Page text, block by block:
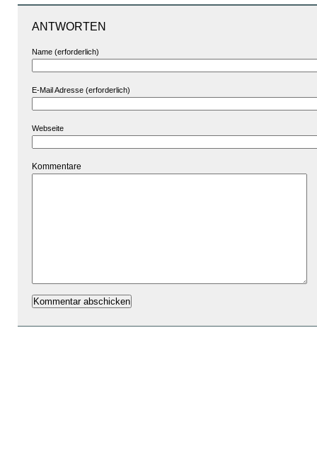
ANTWORTEN
Name (erforderlich)
E-Mail Adresse (erforderlich)
Webseite
Kommentare